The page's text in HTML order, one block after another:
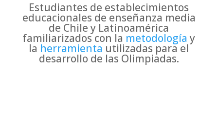
Estudiantes de establecimientos
educacionales de enseñanza media
de Chile y Latinoamérica
familiarizados con la metodología y
la herramienta utilizadas para el
desarrollo de las Olimpiadas.